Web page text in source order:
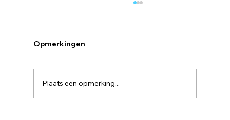
Feesttijd brochure
Opmerkingen
Plaats een opmerking...